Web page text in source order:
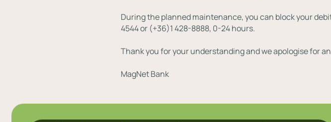
During the planned maintenance, you can block your
4544 or (+36)1 428-8888, 0-24 hours.
Thank you for your understanding and we apologise for
MagNet Bank